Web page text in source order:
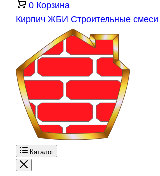
0 Корзина
Кирпич ЖБИ Строительные смеси
Каталог